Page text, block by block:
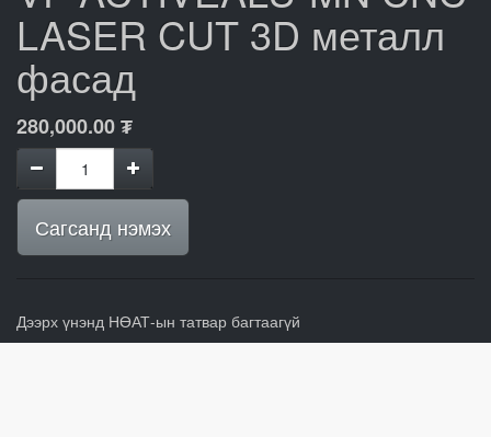
LASER CUT 3D металл
фасад
280,000.00₮
Сагсанд нэмэх
Дээрх үнэнд НӨАТ-ын татвар багтаагүй